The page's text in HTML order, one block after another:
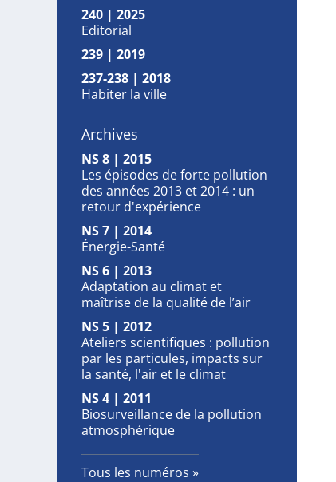
240 | 2025
Editorial
239 | 2019
237-238 | 2018
Habiter la ville
Archives
NS 8 | 2015
Les épisodes de forte pollution
des années 2013 et 2014 : un
retour d'expérience
NS 7 | 2014
Énergie-Santé
NS 6 | 2013
Adaptation au climat et
maîtrise de la qualité de l’air
NS 5 | 2012
Ateliers scientifiques : pollution
par les particules, impacts sur
la santé, l'air et le climat
NS 4 | 2011
Biosurveillance de la pollution
atmosphérique
Tous les numéros